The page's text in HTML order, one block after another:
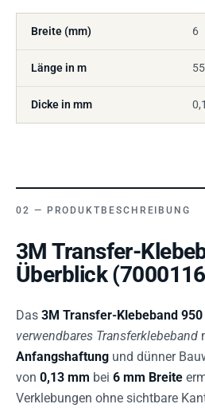
Breite (mm) 6
Länge in m 55
Dicke in mm
PRODUKTBESCHREIBUNG
3M Transfer-
Überblick
Das 3M Transfer-Klebeband 950
verwendbares Transferklebeband
Anfangshaftung und dünner
von 0,13 mm bei 6 mm Breite
Verklebungen ohne sichtbare